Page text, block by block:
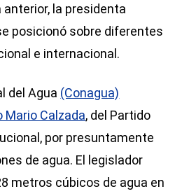
la presidenta
posicionó sobre diferentes
e internacional.
del Agua (Conagua)
Mario Calzada, del Partido
por presuntamente
de agua. El legislador
metros cúbicos de agua en